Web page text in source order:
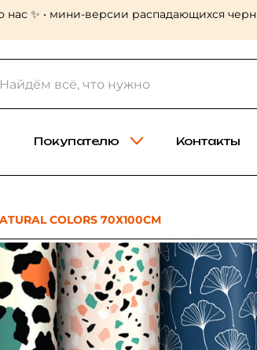
✨ • мини-версии распадающихся
Покупателю Контакты
COLORS 70Х100СМ